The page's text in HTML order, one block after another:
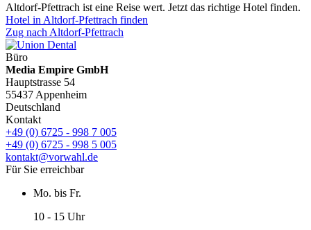
Altdorf-Pfettrach ist eine Reise wert. Jetzt das richtige Hotel finden.
Hotel in Altdorf-Pfettrach finden
Zug nach Altdorf-Pfettrach
Büro
Media Empire GmbH
Hauptstrasse 54
55437 Appenheim
Deutschland
Kontakt
+49 (0) 6725 - 998 7 005
+49 (0) 6725 - 998 5 005
kontakt@vorwahl.de
Für Sie erreichbar
Mo. bis Fr.
10 - 15 Uhr